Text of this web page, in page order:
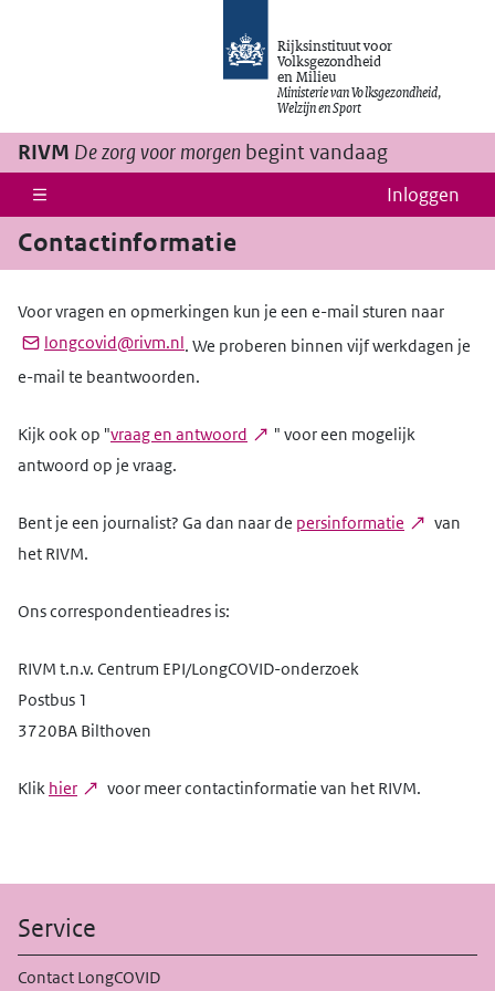
Rijksinstituut voor
Volksgezondheid
en Milieu
Ministerie van Volksgezondheid,
Welzijn en Sport
RIVM De zorg voor morgen begint vandaag
Inloggen
Contactinformatie
Voor vragen en opmerkingen kun je een e-mail sturen naar
longcovid@rivm.nl. We proberen binnen vijf werkdagen je
e-mail te beantwoorden.
Kijk ook op "vraag en antwoord
" voor een mogelijk
antwoord op je vraag.
Bent je een journalist? Ga dan naar de persinformatie
van
het RIVM.
Ons correspondentieadres is:
RIVM t.n.v. Centrum EPI/LongCOVID-onderzoek
Postbus 1
3720BA Bilthoven
Klik hier voor meer contactinformatie van het RIVM.
Service
Contact LongCOVID